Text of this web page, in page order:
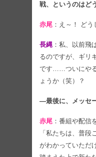
戦、というのはど
赤尾 ：え～！ どう
長縄 ：私、以前飛
るのですが、ギリ
です……ついにや
ょうか（笑）？
―最後に、メッセ
赤尾 ：番組や配信
「私たちは、普段
がわかっていただ